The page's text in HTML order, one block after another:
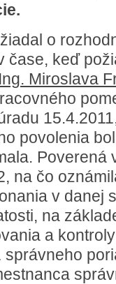
o
čase, keď
Ing. Miroslava
povolenia
Poverená
na čo
v danej
na
a